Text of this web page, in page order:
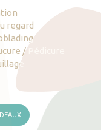
regard
/ Pédicure